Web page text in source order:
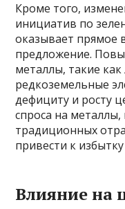
Кроме того,
инициатив по
оказывает прямое
предложение.
металлы, такие
редкоземельные
дефициту и росту
спроса на
традиционных
привести к
Влияние на